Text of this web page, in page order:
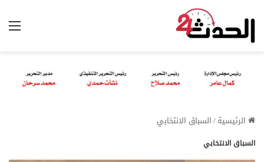
الرئيسية/السباق الانتخابي
السباق الانتخابي